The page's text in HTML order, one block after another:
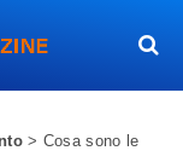
> Cosa sono le